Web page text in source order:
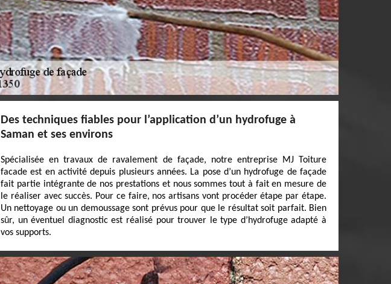
Des techniques fiables pour l’application d’un hydrofuge à
Saman et ses environs
Spécialisée en travaux de ravalement de façade, notre entreprise MJ Toiture
facade est en activité depuis plusieurs années. La pose d’un hydrofuge de façade
fait partie intégrante de nos prestations et nous sommes tout à fait en mesure de
le réaliser avec succès. Pour ce faire, nos artisans vont procéder étape par étape.
Un nettoyage ou un demoussage sont prévus pour que le résultat soit parfait. Bien
sûr, un éventuel diagnostic est réalisé pour trouver le type d’hydrofuge adapté à
vos supports.